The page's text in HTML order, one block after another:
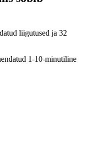
liigutused ja 32
1-10-minutiline